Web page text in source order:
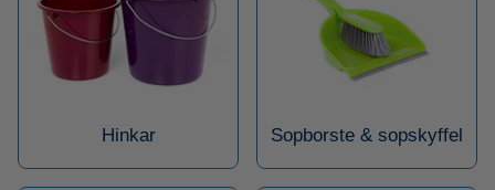
Hinkar Sopborste & sopskyffel